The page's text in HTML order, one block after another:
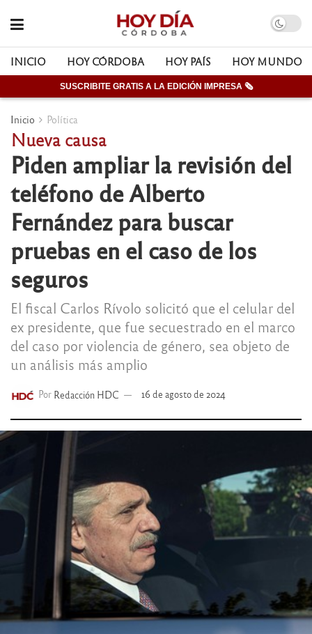
INICIO HOY CÓRDOBA HOY PAÍS HOY MUNDO
SUSCRIBITE GRATIS A LA EDICIÓN IMPRESA 🗞
Inicio Política
Nueva causa
Piden ampliar la revisión del
teléfono de Alberto
Fernández para buscar
pruebas en el caso de los
seguros
El fiscal Carlos Rívolo solicitó que el celular del
ex presidente, que fue secuestrado en el marco
del caso por violencia de género, sea objeto de
un análisis más amplio
Por Redacción HDC 16 de agosto de 2024